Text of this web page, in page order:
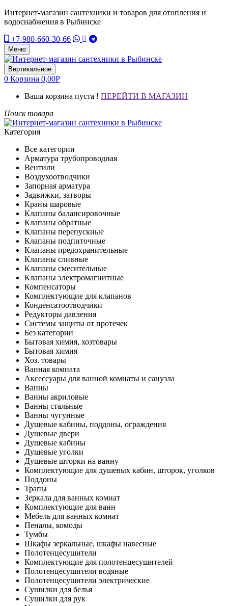
Интернет-магазин сантехники и товаров для отопления и
водоснабжения в Рыбинске
+7-980-660-30-66
Меню
Вертикальное
0 Корзина 0,00Р
Ваша корзина пуста ! ПЕРЕЙТИ В МАГАЗИН
Поиск товара
Категория
Все категории
Арматура трубопроводная
Вентили
Воздухоотводчики
Запорная арматура
Задвижки, затворы
Краны шаровые
Клапаны балансировочные
Клапаны обратные
Клапаны перепускные
Клапаны подпиточные
Клапаны предохранительные
Клапаны сливные
Клапаны смесительные
Клапаны электромагнитные
Компенсаторы
Комплектующие для клапанов
Конденсатоотводчики
Редукторы давления
Системы защиты от протечек
Без категории
Бытовая химия, хозтовары
Бытовая химия
Хоз. товары
Ванная комната
Аксессуары для ванной комнаты и санузла
Ванны
Ванны акриловые
Ванны стальные
Ванны чугунные
Душевые кабины, поддоны, ограждения
Душевые двери
Душевые кабины
Душевые уголки
Душевые шторки на ванну
Комплектующие для душевых кабин, шторок, уголков
Поддоны
Трапы
Зеркала для ванных комнат
Комплектующие для ванн
Мебель для ванных комнат
Пеналы, комоды
Тумбы
Шкафы зеркальные, шкафы навесные
Полотенцесушители
Комплектующие для полотенцесушителей
Полотенцесушители водяные
Полотенцесушители электрические
Сушилки для белья
Сушилки для рук